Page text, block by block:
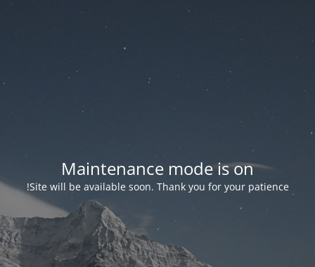
Maintenance mode is on
Site will be available soon. Thank you for your patience!